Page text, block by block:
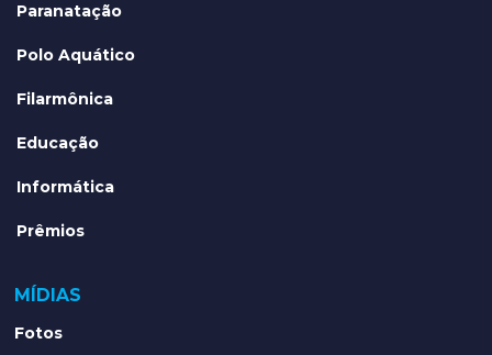
Paranatação
Polo Aquático
Filarmônica
Educação
Informática
Prêmios
MÍDIAS
Fotos